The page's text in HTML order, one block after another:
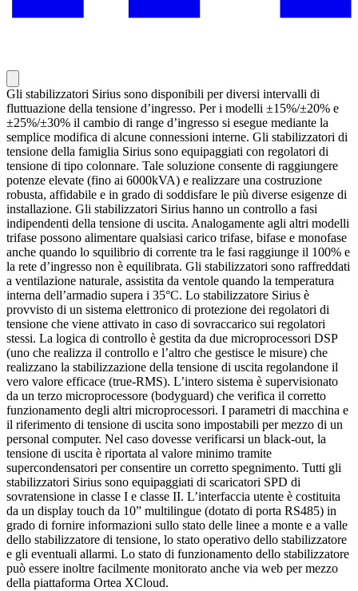
Gli stabilizzatori Sirius sono disponibili per diversi intervalli di
fluttuazione della tensione d’ingresso. Per i modelli ±15%/±20% e
±25%/±30% il cambio di range d’ingresso si esegue mediante la
semplice modifica di alcune connessioni interne. Gli stabilizzatori di
tensione della famiglia Sirius sono equipaggiati con regolatori di
tensione di tipo colonnare. Tale soluzione consente di raggiungere
potenze elevate (fino ai 6000kVA) e realizzare una costruzione
robusta, affidabile e in grado di soddisfare le più diverse esigenze di
installazione. Gli stabilizzatori Sirius hanno un controllo a fasi
indipendenti della tensione di uscita. Analogamente agli altri modelli
trifase possono alimentare qualsiasi carico trifase, bifase e monofase
anche quando lo squilibrio di corrente tra le fasi raggiunge il 100% e
la rete d’ingresso non è equilibrata. Gli stabilizzatori sono raffreddati
a ventilazione naturale, assistita da ventole quando la temperatura
interna dell’armadio supera i 35°C. Lo stabilizzatore Sirius è
provvisto di un sistema elettronico di protezione dei regolatori di
tensione che viene attivato in caso di sovraccarico sui regolatori
stessi. La logica di controllo è gestita da due microprocessori DSP
(uno che realizza il controllo e l’altro che gestisce le misure) che
realizzano la stabilizzazione della tensione di uscita regolandone il
vero valore efficace (true-RMS). L’intero sistema è supervisionato
da un terzo microprocessore (bodyguard) che verifica il corretto
funzionamento degli altri microprocessori. I parametri di macchina e
il riferimento di tensione di uscita sono impostabili per mezzo di un
personal computer. Nel caso dovesse verificarsi un black-out, la
tensione di uscita è riportata al valore minimo tramite
supercondensatori per consentire un corretto spegnimento. Tutti gli
stabilizzatori Sirius sono equipaggiati di scaricatori SPD di
sovratensione in classe I e classe II. L’interfaccia utente è costituita
da un display touch da 10” multilingue (dotato di porta RS485) in
grado di fornire informazioni sullo stato delle linee a monte e a valle
dello stabilizzatore di tensione, lo stato operativo dello stabilizzatore
e gli eventuali allarmi. Lo stato di funzionamento dello stabilizzatore
può essere inoltre facilmente monitorato anche via web per mezzo
della piattaforma Ortea XCloud.